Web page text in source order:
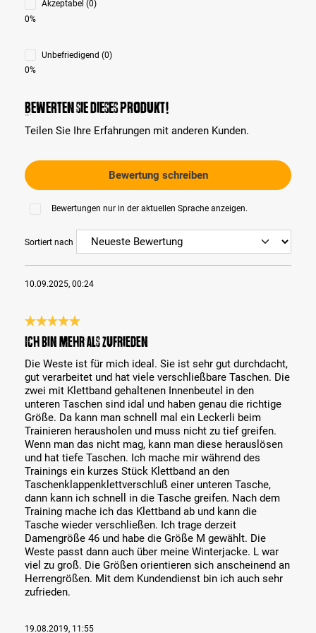
Akzeptabel (0)
0%
Unbefriedigend (0)
0%
Bewerten Sie dieses Produkt!
Teilen Sie Ihre Erfahrungen mit anderen Kunden.
Bewertung schreiben
Bewertungen nur in der aktuellen Sprache anzeigen.
Sortiert nach
10.09.2025, 00:24
Bewertung mit 5 von 5 Sternen
Ich bin mehr als zufrieden
Die Weste ist für mich ideal. Sie ist sehr gut durchdacht,
gut verarbeitet und hat viele verschließbare Taschen. Die
zwei mit Klettband gehaltenen Innenbeutel in den
unteren Taschen sind idal und haben genau die richtige
Größe. Da kann man schnell mal ein Leckerli beim
Trainieren herausholen und muss nicht zu tief greifen.
Wenn man das nicht mag, kann man diese herauslösen
und hat tiefe Taschen. Ich mache mir während des
Trainings ein kurzes Stück Klettband an den
Taschenklappenklettverschluß einer unteren Tasche,
dann kann ich schnell in die Tasche greifen. Nach dem
Training mache ich das Klettband ab und kann die
Tasche wieder verschließen. Ich trage derzeit
Damengröße 46 und habe die Größe M gewählt. Die
Weste passt dann auch über meine Winterjacke. L war
viel zu groß. Die Größen orientieren sich anscheinend an
Herrengrößen. Mit dem Kundendienst bin ich auch sehr
zufrieden.
19.08.2019, 11:55